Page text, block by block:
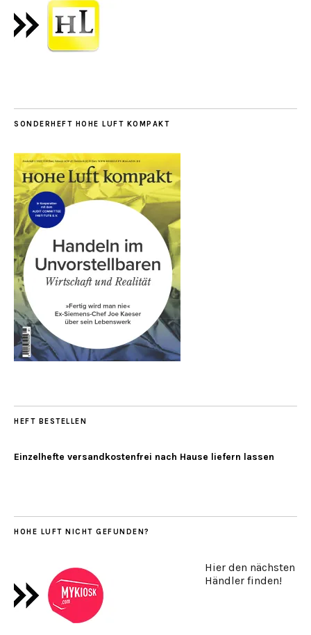
SONDERHEFT HOHE LUFT KOMPAKT
HEFT BESTELLEN
Einzelhefte versandkostenfrei nach Hause liefern lassen
HOHE LUFT NICHT GEFUNDEN?
Hier den nächsten
Händler finden!